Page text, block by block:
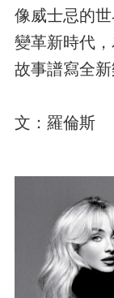
像威士忌的
變革新時代
故事譜寫全新
文：羅倫斯